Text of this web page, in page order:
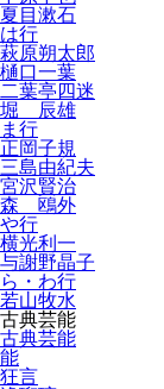
夏目漱石
は行
萩原朔太郎
樋口一葉
二葉亭四迷
堀 辰雄
ま行
正岡子規
三島由紀夫
宮沢賢治
森 鴎外
や行
横光利一
与謝野晶子
ら・わ行
若山牧水
古典芸能
古典芸能
能
狂言